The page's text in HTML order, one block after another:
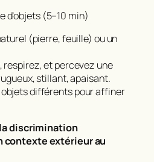
d’objets (5–10 min)
(pierre, feuille) ou un
respirez, et percevez une
stillant, apaisant.
différents pour affiner
discrimination
contexte extérieur au